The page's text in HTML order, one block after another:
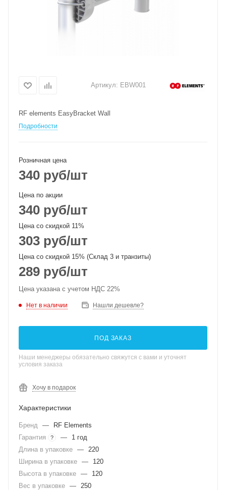
Артикул: EBW001
RF elements EasyBracket Wall
Подробности
Розничная цена
340 руб/шт
Цена по акции
340 руб/шт
Цена со скидкой 11%
303 руб/шт
Цена со скидкой 15% (Склад 3 и транзиты)
289 руб/шт
Цена указана с учетом НДС 22%
Нет в наличии Нашли дешевле?
ПОД ЗАКАЗ
Наши менеджеры обязательно свяжутся с вами и уточнят
условия заказа
Хочу в подарок
Характеристики
Бренд —
RF Elements
Гарантия
? —
1 год
Длина в упаковке — 220
Ширина в упаковке —
120
Высота в упаковке —
120
Вес в упаковке — 250